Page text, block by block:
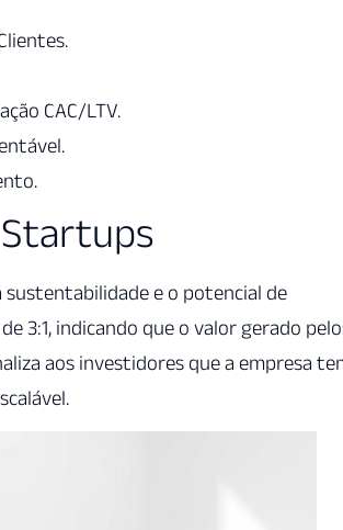
CAC/LTV.
Startups
sustentabilidade e o potencial de
3:1, indicando que o valor gerado
aos investidores que a empresa